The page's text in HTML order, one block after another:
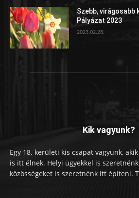
Szebb, virágosabb
Pályázat 2023
2023.02.28.
Kik vagyunk?
Egy 18. kerületi kis csapat vagyunk,
is itt élnek. Helyi ügyekkel is
közösségeket is szeretnénk itt építeni.